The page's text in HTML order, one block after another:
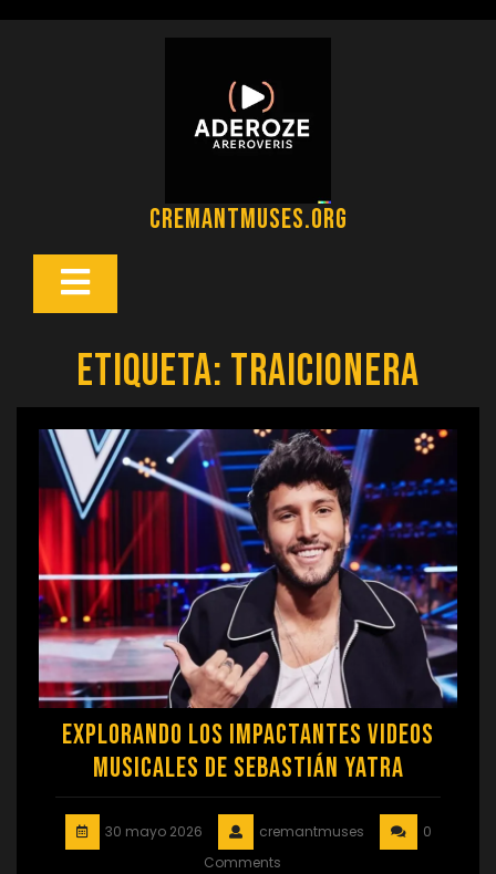
cremantmuses.org
Botón
Etiqueta: traicionera
Explorando los Impactantes Videos
Musicales de Sebastián Yatra
30 mayo 2026 cremantmuses
0
Comments